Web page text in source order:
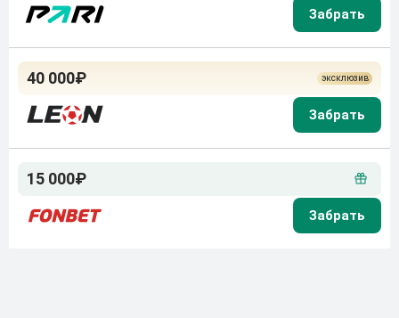
40 000₽
15 000₽